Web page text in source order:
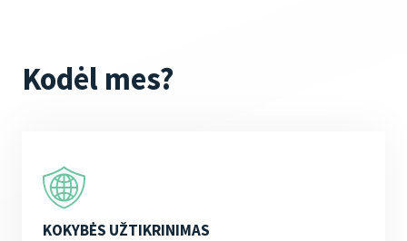
Kodėl mes?
KOKYBĖS UŽTIKRINIMAS